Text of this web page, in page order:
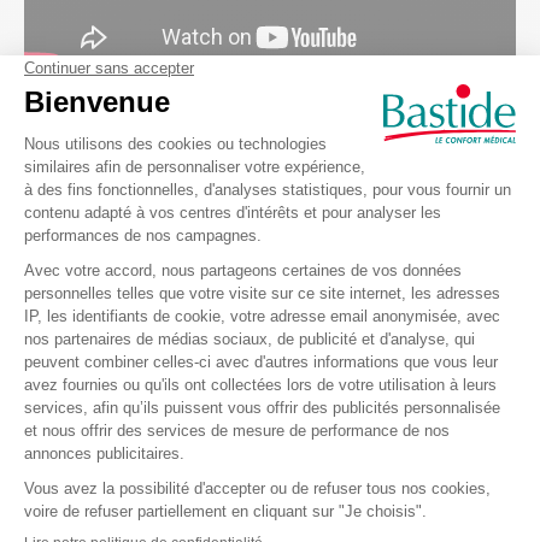
Les magasins Bastide Le Confort Médical
Pourquoi louer du matériel médical chez
Bastide Le Confort Médical ?